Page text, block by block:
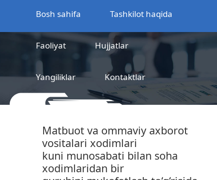
Bosh sahifa Tashkilot haqida
Faoliyat Hujjatlar
Yangiliklar Kontaktlar
sertifikatlashtirish markazi
Matbuot va ommaviy axborot
vositalari xodimlari
kuni munosabati bilan soha
xodimlaridan bir